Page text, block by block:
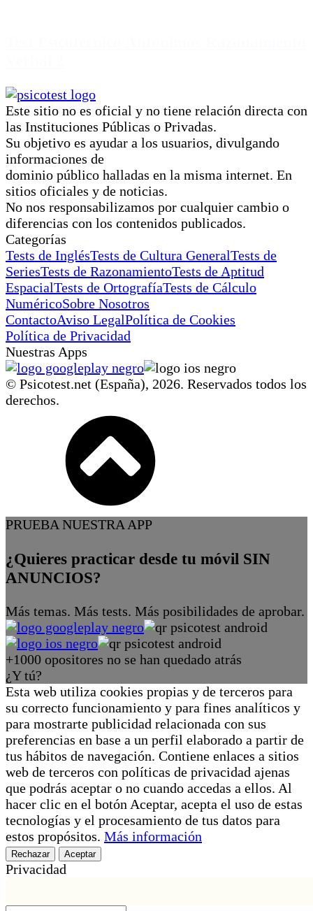
Este sitio no es oficial y no tiene relación directa con
las Instituciones Públicas o Privadas.
Su objetivo es ayudar a los usuarios, divulgando
informaciones de
dominio público halladas en la misma internet. En
sitios oficiales y de noticias.
No nos responsabilizamos por cualquier cambio o
diferencias con los contenidos publicados.
Categorías
Tests de InglésTests de Cultura GeneralTests de
SeriesTests de RazonamientoTests de Aptitud
EspacialTests de OrtografíaTests de Cálculo
NuméricoSobre Nosotros
ContactoAviso LegalPolítica de Cookies
Política de Privacidad
Nuestras Apps
© Psicotest.net (España), 2026. Reservados todos los
derechos.
PRUEBA NUESTRA APP
¿Quieres practicar desde tu móvil SIN
ANUNCIOS?
Más temas. Más tests. Más posibilidades de aprobar.
+1000 opositores no se han quedado atrás
¿Y tú?
Esta web utiliza cookies propias y de terceros para
su correcto funcionamiento y para fines analíticos y
para mostrarte publicidad relacionada con sus
preferencias en base a un perfil elaborado a partir de
tus hábitos de navegación. Contiene enlaces a sitios
web de terceros con políticas de privacidad ajenas
que podrás aceptar o no cuando accedas a ellos. Al
hacer clic en el botón Aceptar, acepta el uso de estas
tecnologías y el procesamiento de tus datos para
estos propósitos. Más información
Rechazar Aceptar
Privacidad